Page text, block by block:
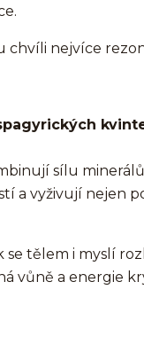
chvíli nejvíce
sílu
a vyživují nejen
tělem i myslí
vůně a energie